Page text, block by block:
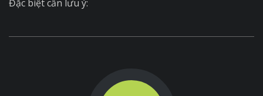
Đặc biệt cần lưu ý: